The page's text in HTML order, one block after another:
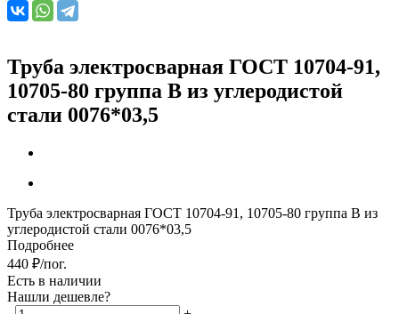
Труба электросварная ГОСТ 10704-91,
10705-80 группа В из углеродистой
стали 0076*03,5
Труба электросварная ГОСТ 10704-91, 10705-80 группа В из
углеродистой стали 0076*03,5
Подробнее
440 ₽/пог.
Есть в наличии
Нашли дешевле?